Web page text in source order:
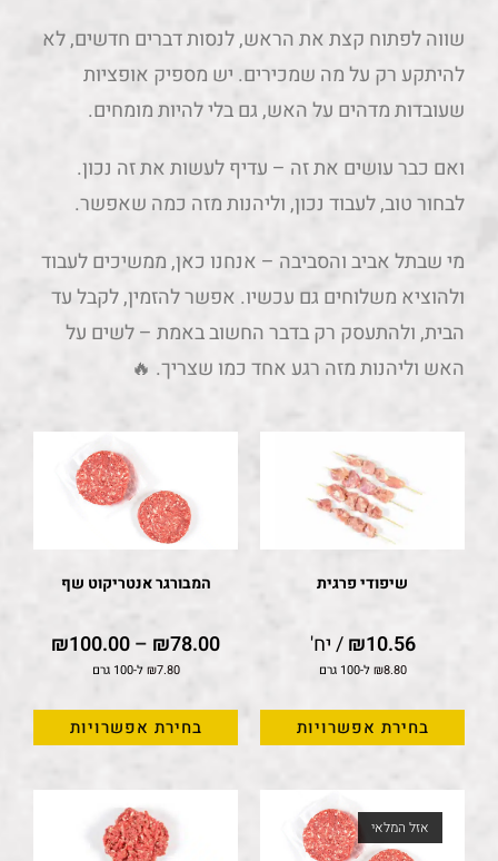
שווה לפתוח קצת את הראש, לנסות דברים חדשים, לא
להיתקע רק על מה שמכירים. יש מספיק אופציות
שעובדות מדהים על האש, גם בלי להיות מומחים.
ואם כבר עושים את זה – עדיף לעשות את זה נכון.
לבחור טוב, לעבוד נכון, וליהנות מזה כמה שאפשר.
מי שבתל אביב והסביבה – אנחנו כאן, ממשיכים לעבוד
ולהוציא משלוחים גם עכשיו. אפשר להזמין, לקבל עד
הבית, ולהתעסק רק בדבר החשוב באמת – לשים על
האש וליהנות מזה רגע אחד כמו שצריך. 🔥
שיפודי פרגית
₪10.56 / יח'
₪8.80 ל-100 גרם
בחירת אפשרויות
המבורגר אנטריקוט שף
₪78.00
–
₪100.00
₪7.80 ל-100 גרם
בחירת אפשרויות
אזל המלאי